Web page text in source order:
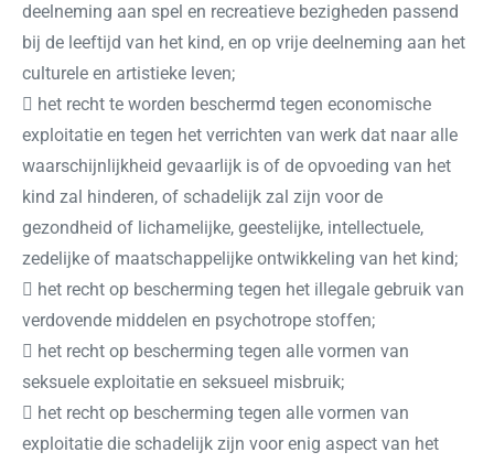
deelneming aan spel en recreatieve bezigheden passend
bij de leeftijd van het kind, en op vrije deelneming aan het
culturele en artistieke leven;
 het recht te worden beschermd tegen economische
exploitatie en tegen het verrichten van werk dat naar alle
waarschijnlijkheid gevaarlijk is of de opvoeding van het
kind zal hinderen, of schadelijk zal zijn voor de
gezondheid of lichamelijke, geestelijke, intellectuele,
zedelijke of maatschappelijke ontwikkeling van het kind;
 het recht op bescherming tegen het illegale gebruik van
verdovende middelen en psychotrope stoffen;
 het recht op bescherming tegen alle vormen van
seksuele exploitatie en seksueel misbruik;
 het recht op bescherming tegen alle vormen van
exploitatie die schadelijk zijn voor enig aspect van het